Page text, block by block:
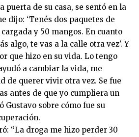
puerta de su casa, se sentó en la
dijo: ‘Tenés dos paquetes de
y 50 mangos. En cuanto
algo, te vas a la calle otra vez’. Y
que hizo en su vida. Lo tengo
a cambiar la vida, me
de querer vivir otra vez. Se fue
antes de que yo cumpliera un
Gustavo sobre cómo fue su
“La droga me hizo perder 30